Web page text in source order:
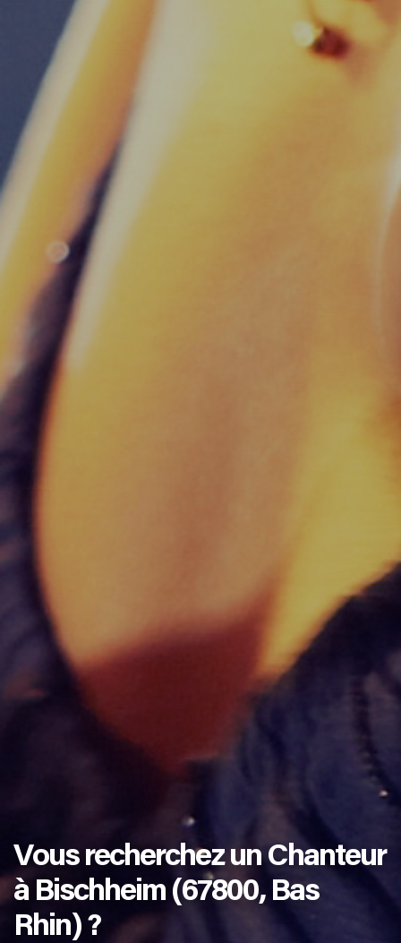
Vous recherchez un Chanteur
à Bischheim (67800, Bas
Rhin) ?